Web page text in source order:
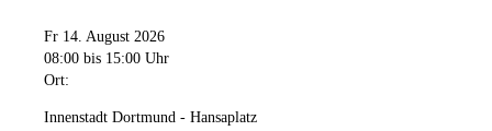
Fr 14. August 2026
08:00 bis 15:00 Uhr
Ort:
Innenstadt Dortmund - Hansaplatz